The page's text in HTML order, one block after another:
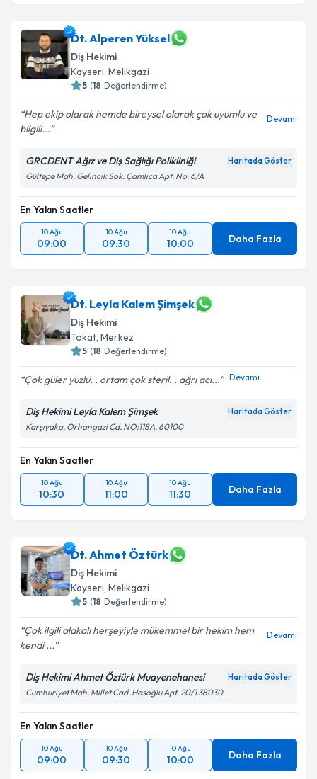
hazırlandığında e-posta ile bilgilendireceğiz.
E-posta Adresiniz
kapsamda işlenmesini kabul ediyorum.
Dt. Alperen Yüksel
Diş Hekimi
Kayseri, Melikgazi
5 (18 Değerlendirme)
Hep ekip olarak hemde bireysel olarak çok uyumlu ve
bilgili...
Devamı
GRCDENT Ağız ve Diş Sağlığı Polikliniği Haritada Göster
Gültepe Mah. Gelincik Sok. Çamlıca Apt. No: 6/A
En Yakın Saatler
10 Ağu
09:00
10 Ağu
09:30
10 Ağu
10:00 Daha Fazla
Dt. Leyla Kalem Şimşek
Diş Hekimi
Tokat, Merkez
5 (18 Değerlendirme)
Çok güler yüzlü. . ortam çok steril. . ağrı acı... Devamı
Diş Hekimi Leyla Kalem Şimşek Haritada Göster
Karşıyaka, Orhangazi Cd. NO:118A, 60100
En Yakın Saatler
10 Ağu
10:30
10 Ağu
11:00
10 Ağu
11:30 Daha Fazla
Dt. Ahmet Öztürk
Diş Hekimi
Kayseri, Melikgazi
5 (18 Değerlendirme)
Çok ilgili alakalı herşeyiyle mükemmel bir hekim hem
kendi ...
Devamı
Diş Hekimi Ahmet Öztürk Muayenehanesi Haritada Göster
Cumhuriyet Mah. Millet Cad. Hasoğlu Apt. 20/1 38030
En Yakın Saatler
10 Ağu
09:00
10 Ağu
09:30
10 Ağu
10:00 Daha Fazla